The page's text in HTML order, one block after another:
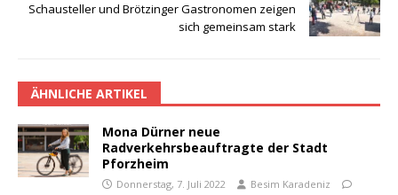
Schausteller und Brötzinger Gastronomen zeigen
sich gemeinsam stark
ÄHNLICHE ARTIKEL
Mona Dürner neue
Radverkehrsbeauftragte der Stadt
Pforzheim
Donnerstag, 7. Juli 2022
Besim Karadeniz